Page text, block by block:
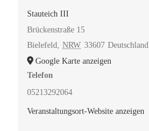
Stauteich III
Brückenstraße 15
Bielefeld, NRW 33607 Deutschland
Google Karte anzeigen
Telefon
05213292064
Veranstaltungsort-Website anzeigen